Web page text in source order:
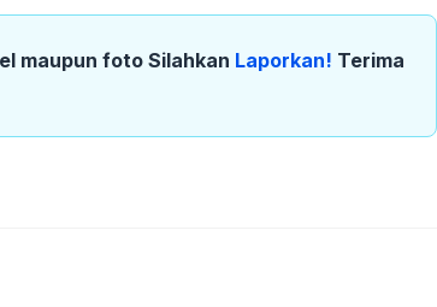
maupun foto Silahkan Laporkan! Terima